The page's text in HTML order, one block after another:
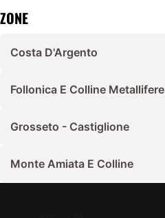
ZONE
Costa D'Argento
Follonica E Colline Metallifere
Grosseto - Castiglione
Monte Amiata E Colline